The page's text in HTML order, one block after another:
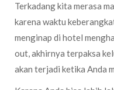
Terkadang kita merasa
karena waktu
menginap di hotel
out, akhirnya terpaksa
akan terjadi ketika Anda